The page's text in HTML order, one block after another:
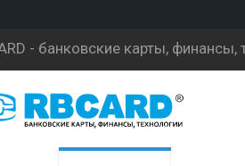
- банковские карты, финансы,